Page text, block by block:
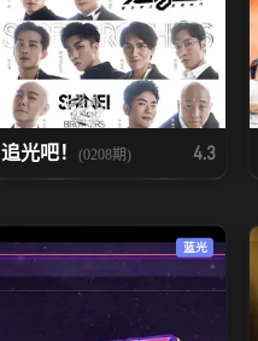
追光吧！ (0208期) 4.3
蓝光